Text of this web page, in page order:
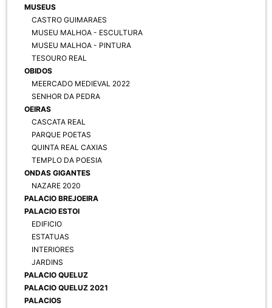
MUSEUS
CASTRO GUIMARAES
MUSEU MALHOA - ESCULTURA
MUSEU MALHOA - PINTURA
TESOURO REAL
OBIDOS
MEERCADO MEDIEVAL 2022
SENHOR DA PEDRA
OEIRAS
CASCATA REAL
PARQUE POETAS
QUINTA REAL CAXIAS
TEMPLO DA POESIA
ONDAS GIGANTES
NAZARE 2020
PALACIO BREJOEIRA
PALACIO ESTOI
EDIFICIO
ESTATUAS
INTERIORES
JARDINS
PALACIO QUELUZ
PALACIO QUELUZ 2021
PALACIOS